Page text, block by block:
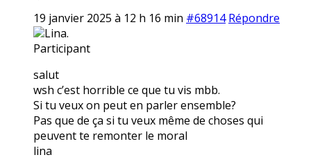
19 janvier 2025 à 12 h 16 min #68914 Répondre
Lina.
Participant
salut
wsh c’est horrible ce que tu vis mbb.
Si tu veux on peut en parler ensemble?
Pas que de ça si tu veux même de choses qui
peuvent te remonter le moral
lina